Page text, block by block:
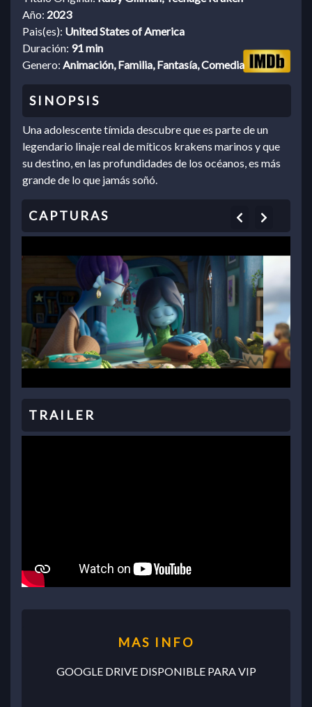
Año: 2023
Pais(es): United States of America
Duración: 91 min
Genero: Animación, Familia, Fantasía, Comedia
Una adolescente tímida descubre que es parte de un
legendario linaje real de míticos krakens marinos y que
su destino, en las profundidades de los océanos, es más
grande de lo que jamás soñó.
Previous
GOOGLE DRIVE DISPONIBLE PARA VIP